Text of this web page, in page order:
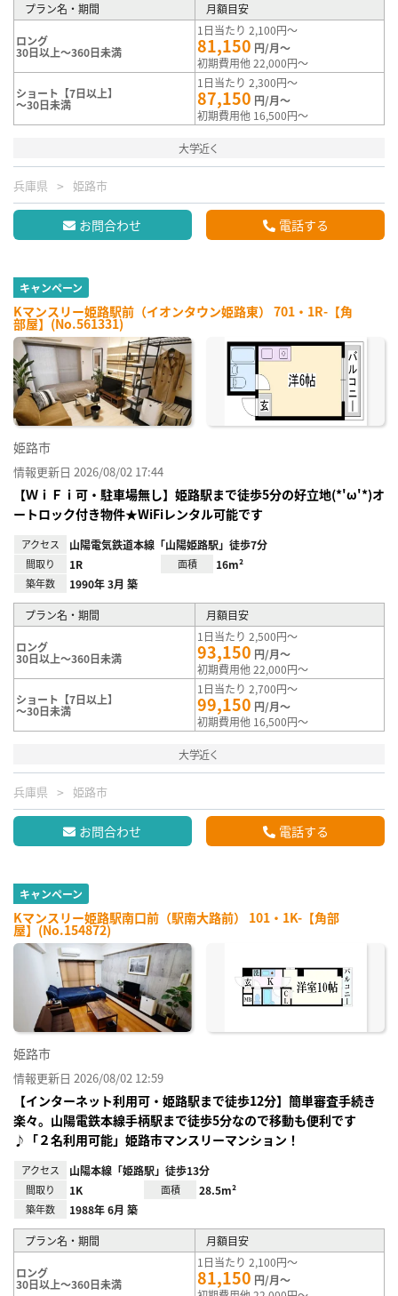
プラン名・期間 月額目安
ロング
30日以上～360日未満
1日当たり 2,100円～
81,150 円/月～
初期費用他 22,000円～
ショート【7日以上】
～30日未満
1日当たり 2,300円～
87,150 円/月～
初期費用他 16,500円～
大学近く
兵庫県 姫路市
お問合わせ 電話する
キャンペーン
Kマンスリー姫路駅前（イオンタウン姫路東） 701・1R-【角
部屋】(No.561331)
姫路市
情報更新日 2026/08/02 17:44
【ＷｉＦｉ可・駐車場無し】姫路駅まで徒歩5分の好立地(*'ω'*)オ
ートロック付き物件★WiFiレンタル可能です
アクセス 山陽電気鉄道本線「山陽姫路駅」徒歩7分
間取り 1R 面積 16m²
築年数 1990年 3月 築
プラン名・期間 月額目安
ロング
30日以上～360日未満
1日当たり 2,500円～
93,150 円/月～
初期費用他 22,000円～
ショート【7日以上】
～30日未満
1日当たり 2,700円～
99,150 円/月～
初期費用他 16,500円～
大学近く
兵庫県 姫路市
お問合わせ 電話する
キャンペーン
Kマンスリー姫路駅南口前（駅南大路前） 101・1K-【角部
屋】(No.154872)
姫路市
情報更新日 2026/08/02 12:59
【インターネット利用可・姫路駅まで徒歩12分】簡単審査手続き
楽々。山陽電鉄本線手柄駅まで徒歩5分なので移動も便利です
♪「２名利用可能」姫路市マンスリーマンション！
アクセス 山陽本線「姫路駅」徒歩13分
間取り 1K 面積 28.5m²
築年数 1988年 6月 築
プラン名・期間 月額目安
ロング
30日以上～360日未満
1日当たり 2,100円～
81,150 円/月～